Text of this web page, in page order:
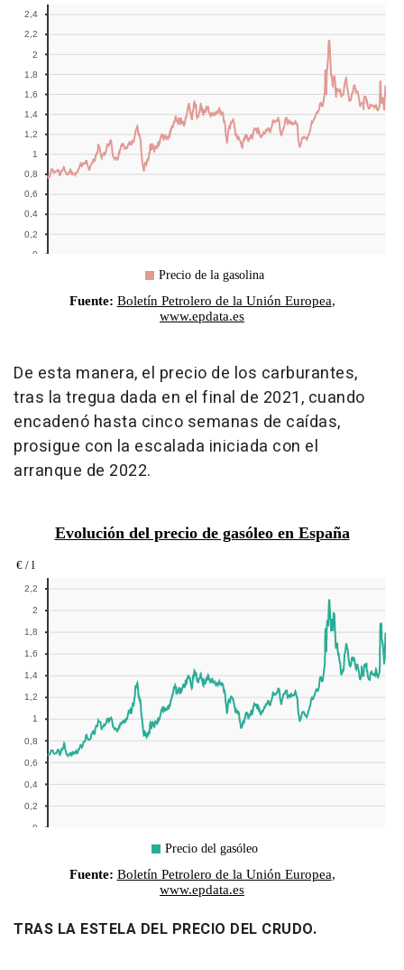
De esta manera, el precio de los carburantes,
tras la tregua dada en el final de 2021, cuando
encadenó hasta cinco semanas de caídas,
prosigue con la escalada iniciada con el
arranque de 2022.
TRAS LA ESTELA DEL PRECIO DEL CRUDO.